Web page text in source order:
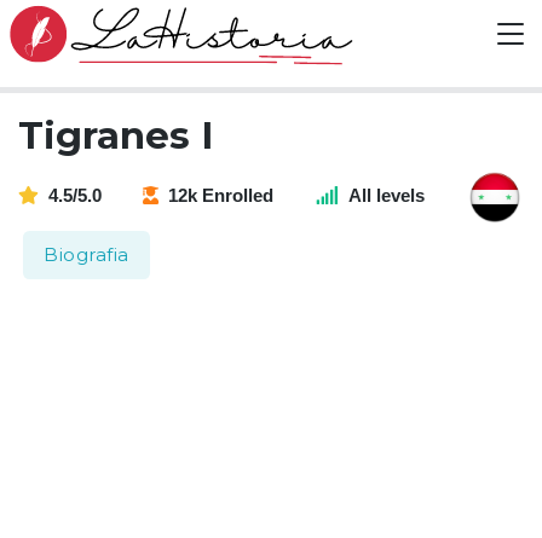
Tigranes I
4.5/5.0 12k Enrolled All levels
Biografia